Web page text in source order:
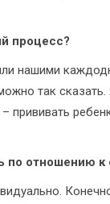
процесс?
нашими
так
прививать
по отношению